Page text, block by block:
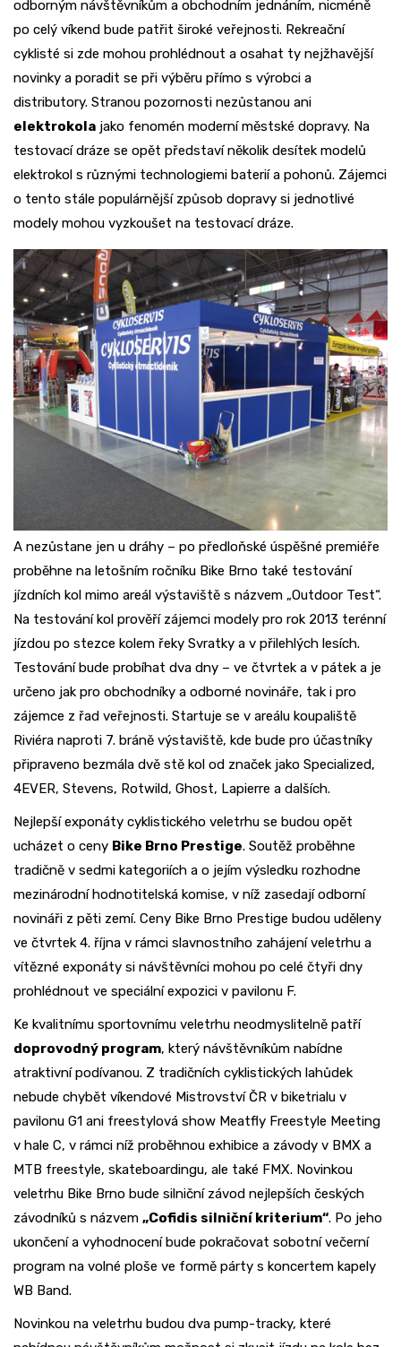
odborným návštěvníkům a obchodním jednáním, nicméně
po celý víkend bude patřit široké veřejnosti. Rekreační
cyklisté si zde mohou prohlédnout a osahat ty nejžhavější
novinky a poradit se při výběru přímo s výrobci a
distributory. Stranou pozornosti nezůstanou ani
elektrokola jako fenomén moderní městské dopravy. Na
testovací dráze se opět představí několik desítek modelů
elektrokol s různými technologiemi baterií a pohonů. Zájemci
o tento stále populárnější způsob dopravy si jednotlivé
modely mohou vyzkoušet na testovací dráze.
A nezůstane jen u dráhy – po předloňské úspěšné premiéře
proběhne na letošním ročníku Bike Brno také testování
jízdních kol mimo areál výstaviště s názvem „Outdoor Test“.
Na testování kol prověří zájemci modely pro rok 2013 terénní
jízdou po stezce kolem řeky Svratky a v přilehlých lesích.
Testování bude probíhat dva dny – ve čtvrtek a v pátek a je
určeno jak pro obchodníky a odborné novináře, tak i pro
zájemce z řad veřejnosti. Startuje se v areálu koupaliště
Riviéra naproti 7. bráně výstaviště, kde bude pro účastníky
připraveno bezmála dvě stě kol od značek jako Specialized,
4EVER, Stevens, Rotwild, Ghost, Lapierre a dalších.
Nejlepší exponáty cyklistického veletrhu se budou opět
ucházet o ceny Bike Brno Prestige. Soutěž proběhne
tradičně v sedmi kategoriích a o jejím výsledku rozhodne
mezinárodní hodnotitelská komise, v níž zasedají odborní
novináři z pěti zemí. Ceny Bike Brno Prestige budou uděleny
ve čtvrtek 4. října v rámci slavnostního zahájení veletrhu a
vítězné exponáty si návštěvníci mohou po celé čtyři dny
prohlédnout ve speciální expozici v pavilonu F.
Ke kvalitnímu sportovnímu veletrhu neodmyslitelně patří
doprovodný program, který návštěvníkům nabídne
atraktivní podívanou. Z tradičních cyklistických lahůdek
nebude chybět víkendové Mistrovství ČR v biketrialu v
pavilonu G1 ani freestylová show Meatfly Freestyle Meeting
v hale C, v rámci níž proběhnou exhibice a závody v BMX a
MTB freestyle, skateboardingu, ale také FMX. Novinkou
veletrhu Bike Brno bude silniční závod nejlepších českých
závodníků s názvem „Cofidis silniční kriterium“. Po jeho
ukončení a vyhodnocení bude pokračovat sobotní večerní
program na volné ploše ve formě párty s koncertem kapely
WB Band.
Novinkou na veletrhu budou dva pump-tracky, které